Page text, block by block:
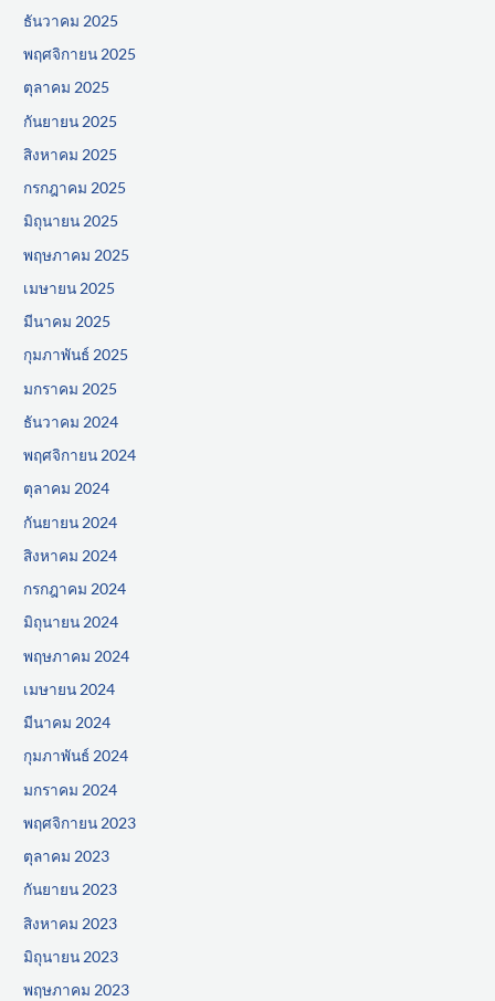
ธันวาคม 2025
พฤศจิกายน 2025
ตุลาคม 2025
กันยายน 2025
สิงหาคม 2025
กรกฎาคม 2025
มิถุนายน 2025
พฤษภาคม 2025
เมษายน 2025
มีนาคม 2025
กุมภาพันธ์ 2025
มกราคม 2025
ธันวาคม 2024
พฤศจิกายน 2024
ตุลาคม 2024
กันยายน 2024
สิงหาคม 2024
กรกฎาคม 2024
มิถุนายน 2024
พฤษภาคม 2024
เมษายน 2024
มีนาคม 2024
กุมภาพันธ์ 2024
มกราคม 2024
พฤศจิกายน 2023
ตุลาคม 2023
กันยายน 2023
สิงหาคม 2023
มิถุนายน 2023
พฤษภาคม 2023